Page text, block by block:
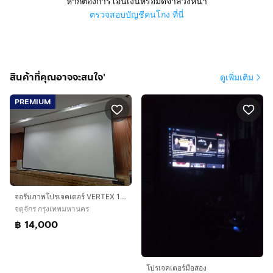
ตรวจสอบบัญชีคนโกง ที่นี่
สินค้าที่คุณอาจจะสนใจ' ดูเพิ่มเติม
PREMIUM
จอรับภาพโปรเจคเตอร์ VERTEX 150" MOTOR
จตุจักร กรุงเทพมหานคร
฿ 14,000
โปรเจคเตอร์มือสอง